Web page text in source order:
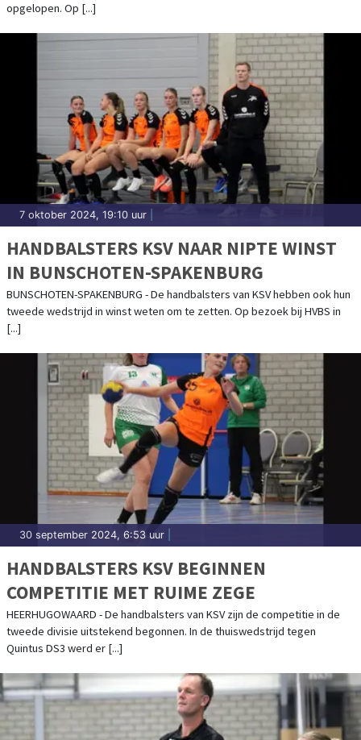
opgelopen. Op [...]
7 oktober 2024, 19:10 uur
HANDBALSTERS KSV NAAR NIPTE WINST
IN BUNSCHOTEN-SPAKENBURG
BUNSCHOTEN-SPAKENBURG - De handbalsters van KSV hebben ook hun
tweede wedstrijd in winst weten om te zetten. Op bezoek bij HVBS in
[...]
30 september 2024, 6:53 uur
HANDBALSTERS KSV BEGINNEN
COMPETITIE MET RUIME ZEGE
HEERHUGOWAARD - De handbalsters van KSV zijn de competitie in de
tweede divisie uitstekend begonnen. In de thuiswedstrijd tegen
Quintus DS3 werd er [...]